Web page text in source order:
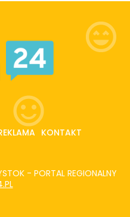
KONTAKT
- PORTAL REGIONALNY